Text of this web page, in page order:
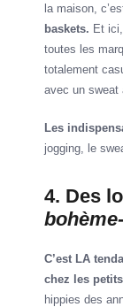
la maison, c’est
baskets. Et
toutes les
totalement
avec un sweat
Les
jogging, le
4. Des
C’est LA
chez les
hippies des